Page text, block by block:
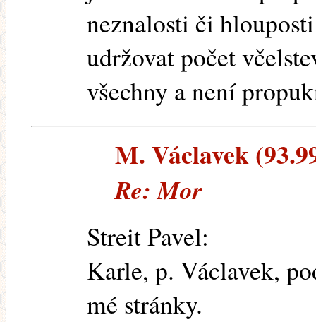
neznalosti či
udržovat počet
všechny a není
M. Václavek
Re: Mor
Streit Pavel:
Karle, p. Václavek,
mé stránky.